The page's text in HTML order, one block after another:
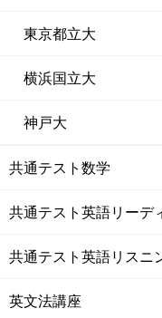
東京都立大
横浜国立大
神戸大
共通テスト数学
共通テスト英語リーデ
共通テスト英語リスニ
英文法講座